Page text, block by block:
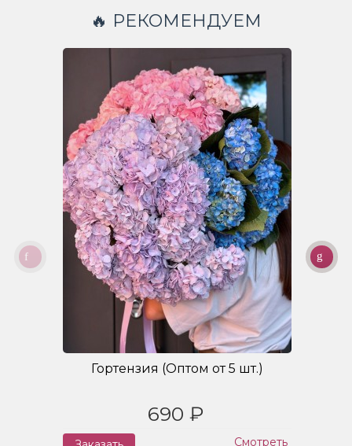
🔥 РЕКОМЕНДУЕМ
Гортензия (Оптом от 5 шт.)
690 ₽
Смотреть